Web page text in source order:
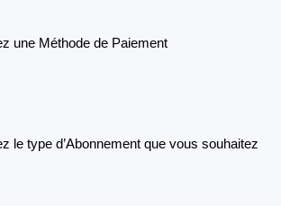
une Méthode de Paiement
le type d’Abonnement que vous souhaitez